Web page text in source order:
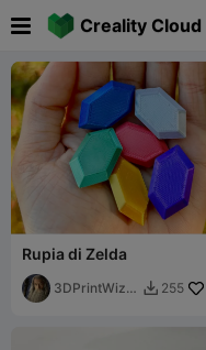
Creality Cloud
Rupia di Zelda
3DPrintWizar  255